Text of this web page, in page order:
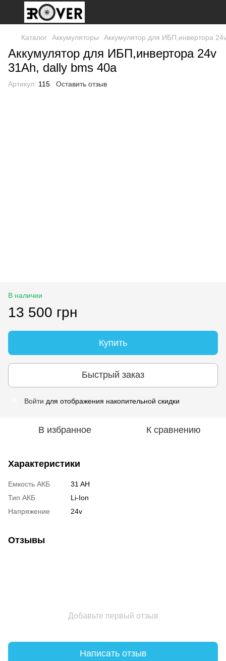
Каталог Аккумуляторы Аккумулятор для ИБП,инвертора
Аккумулятор для ИБП,инвертора 24v
31Ah, dally bms 40a
Артикул: 115 Оставить отзыв
В наличии
13 500 грн
Купить
Быстрый заказ
Войти для отображения накопительной скидки
В избранное К сравнению
Характеристики
Емкость АКБ
31 AH
Тип АКБ
Li-Ion
Напряжение
24v
Отзывы
Добавьте первый отзыв
Написать отзыв